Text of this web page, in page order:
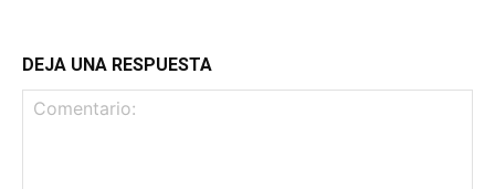
DEJA UNA RESPUESTA